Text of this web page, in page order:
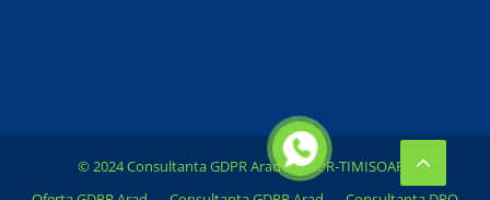
© 2024 Consultanta GDPR Arad &GDPR-TIMISOARA